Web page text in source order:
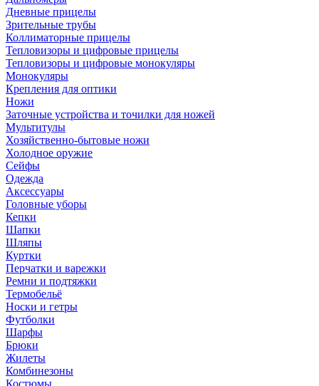
Дневные прицелы
Зрительные трубы
Коллиматорные прицелы
Тепловизоры и цифровые прицелы
Тепловизоры и цифровые монокуляры
Монокуляры
Крепления для оптики
Ножи
Заточные устройства и точилки для ножей
Мультитулы
Хозяйственно-бытовые ножи
Холодное оружие
Сейфы
Одежда
Аксессуары
Головные уборы
Кепки
Шапки
Шляпы
Куртки
Перчатки и варежки
Ремни и подтяжки
Термобельё
Носки и гетры
Футболки
Шарфы
Брюки
Жилеты
Комбинезоны
Костюмы